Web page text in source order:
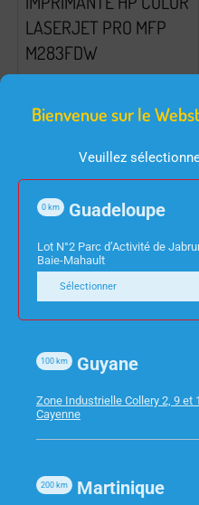
LASERJET PRO MFP
M283FDW
IMPRIMANTE HP
DESKJET 2710
Bienvenue sur le
Veuillez
Guadeloupe
0 km
Lot N°2 Parc d’Activité de
Baie-Mahault
Sélectionner
Guyane
100 km
Zone Industrielle Collery 2, 9 et
Cayenne
Martinique
200 km